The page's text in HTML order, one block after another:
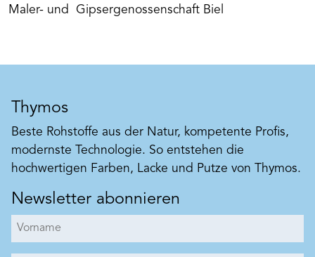
Nikotin-, Ruß-, Teer-, Rost- und Wasserflecken für
innen und außen. Isoliert, egalisiert und verfestigt
Maler- und Gipsergenossenschaft Biel
Thymos
Beste Rohstoffe aus der Natur, kompetente Profis,
modernste Technologie. So entstehen die
hochwertigen Farben, Lacke und Putze von Thymos.
Newsletter abonnieren